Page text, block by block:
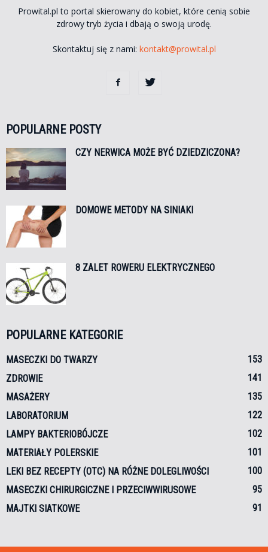
Prowital.pl to portal skierowany do kobiet, które cenią sobie
zdrowy tryb życia i dbają o swoją urodę.
Skontaktuj się z nami: kontakt@prowital.pl
POPULARNE POSTY
CZY NERWICA MOŻE BYĆ DZIEDZICZONA?
DOMOWE METODY NA SINIAKI
8 ZALET ROWERU ELEKTRYCZNEGO
POPULARNE KATEGORIE
MASECZKI DO TWARZY
153
ZDROWIE
141
MASAŻERY
135
LABORATORIUM
122
LAMPY BAKTERIOBÓJCZE
102
MATERIAŁY POLERSKIE
101
LEKI BEZ RECEPTY (OTC) NA RÓŻNE DOLEGLIWOŚCI
100
MASECZKI CHIRURGICZNE I PRZECIWWIRUSOWE
95
MAJTKI SIATKOWE
91